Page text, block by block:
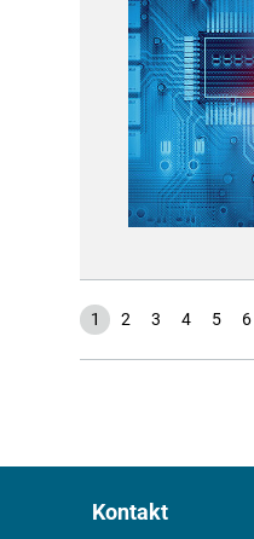
1 2 3 4 5 6
Kontakt